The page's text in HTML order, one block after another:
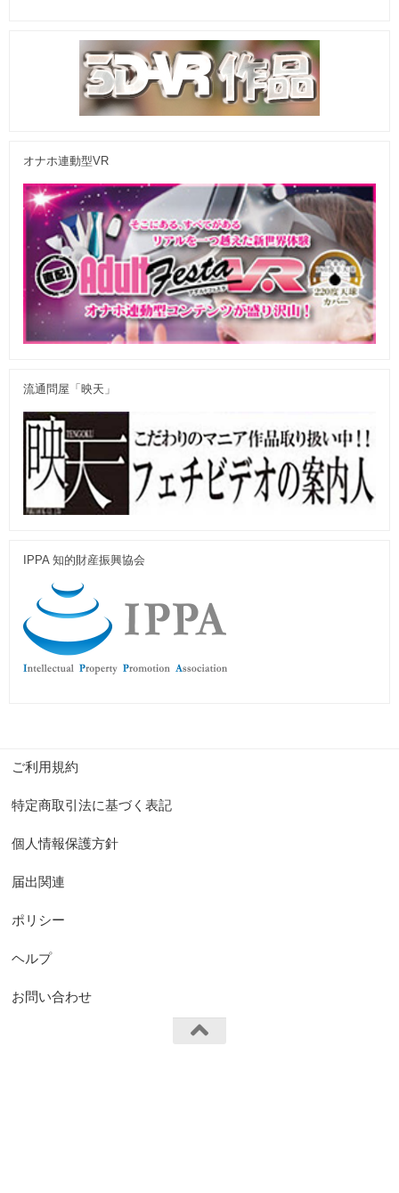
オナホ連動型VR
流通問屋「映天」
IPPA 知的財産振興協会
ご利用規約
特定商取引法に基づく表記
個人情報保護方針
届出関連
ポリシー
ヘルプ
お問い合わせ